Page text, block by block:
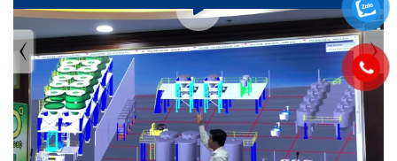
TIN TỨC MỚI NHẤT
Tuyển dụng: Nhân viên KẾ TOÁN